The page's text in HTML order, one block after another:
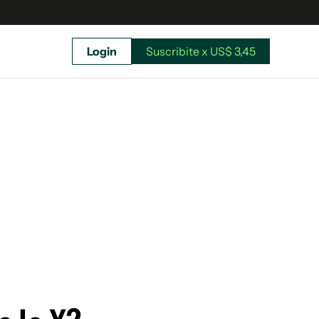
Suscribite x US$ 3,45
Login Suscribite x US$ 3,45